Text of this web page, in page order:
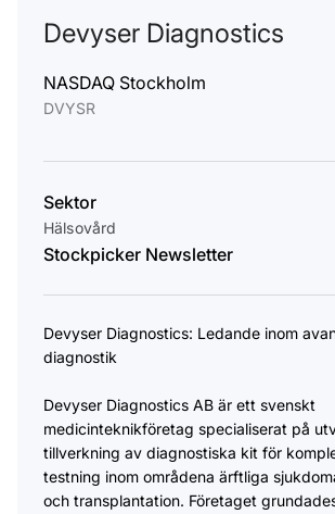
Devyser Diagnostics
NASDAQ Stockholm
DVYSR
Sektor
Hälsovård
Stockpicker Newsletter
Devyser Diagnostics: Ledande inom
diagnostik
Devyser Diagnostics AB är ett svenskt
medicinteknikföretag specialiserat på
tillverkning av diagnostiska kit för
testning inom områdena ärftliga
och transplantation. Företaget